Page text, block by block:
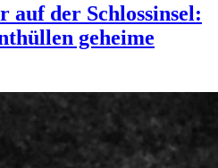
auf der Schlossinsel:
geheime